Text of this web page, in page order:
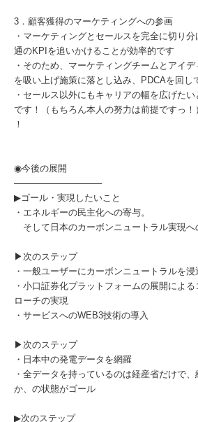
3．顧客獲得のマーケティングへの参画
・マーケティングとセールスを完全に切り
通のKPIを追いかけることが効率的です
・そのため、マーケティングチームとアイ
を吸い上げ施策に落とし込み、PDCAを回し
・セールス以外にもキャリアの幅を広げた
です！（もちろん本人の努力は前提ですっ！
！
◉今後の展開
──────────────
▶︎ゴール・実現したいこと
・エネルギーの民主化への寄与。
そして日本のカーボンニュートラル実現へ
▶︎次のステップ
・一般ユーザーにカーボンニュートラルを
・小口証券化プラットフォームの展開によ
ローチの実現
・サービスへのWEB3技術の導入
▶︎次のステップ
・日本中の発電データを網羅
・全データを持っているのは経産省だけで
か、の状態がゴール
▶︎次のステップ